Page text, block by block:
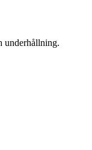
underhållning.